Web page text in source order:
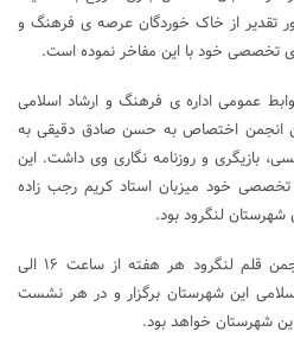
تقدیر از خاک خوردگان عرصه ی فرهنگ و
تخصصی خود با این مفاخر نموده است.
عمومی اداره ی فرهنگ و ارشاد اسلامی
انجمن اختصاص به حسن صادق دقیقی به
بازیگری و روزنامه نگاری وی داشت. این
خود میزبان استاد کریم رجب زاده
لنگرود بود.
گفتنی است نشستهای تخصصی انجمن قلم لنگرود هر هفته از ساعت ۱۶ الی
اسلامی این شهرستان برگزار و در هر نشست
شهرستان خواهد بود.